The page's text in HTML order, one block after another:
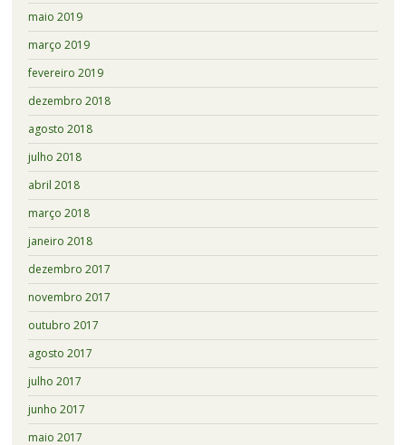
maio 2019
março 2019
fevereiro 2019
dezembro 2018
agosto 2018
julho 2018
abril 2018
março 2018
janeiro 2018
dezembro 2017
novembro 2017
outubro 2017
agosto 2017
julho 2017
junho 2017
maio 2017